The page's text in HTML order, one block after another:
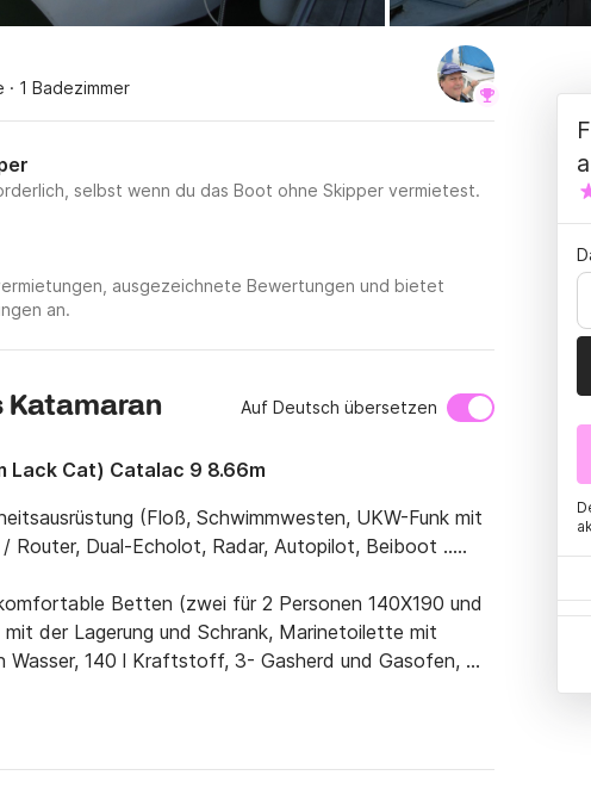
· 1 Badezimmer
selbst wenn du das Boot ohne Skipper vermietest.
ausgezeichnete Bewertungen und bietet
an.
Katamaran Auf Deutsch übersetzen
Lack Cat) Catalac 9 8.66m
(Floß, Schwimmwesten, UKW-Funk mit
Router, Dual-Echolot, Radar, Autopilot, Beiboot .....
Betten (zwei für 2 Personen 140X190 und
der Lagerung und Schrank, Marinetoilette mit
Wasser, 140 l Kraftstoff, 3- Gasherd und Gasofen,
8 Knoten je nach Bedingungen